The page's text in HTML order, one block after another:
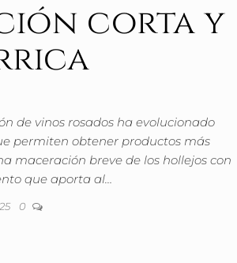
corta y
de vinos rosados ha evolucionado
permiten obtener productos más
maceración breve de los hollejos con
que aporta al…
0